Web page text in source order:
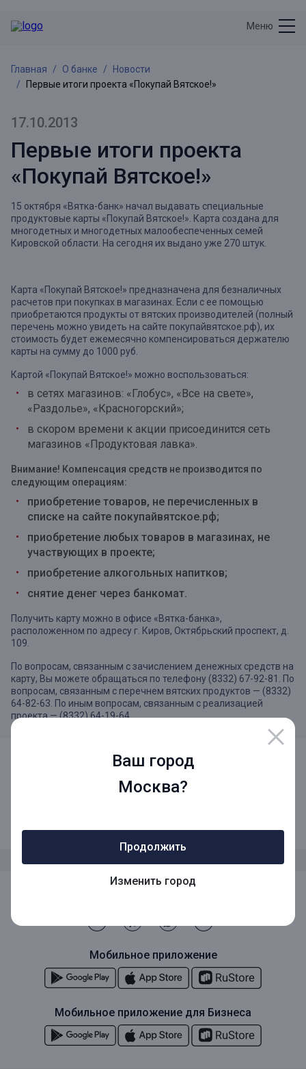
Ваш город
Москва?
Продолжить
Изменить город
Меню
Главная О банке
Новости
Первые итоги проекта «Покупай Вятское!»
17.10.2013
Первые итоги проекта
«Покупай Вятское!»
15 октября «Вятка-банк» начал выдавать специальные
продуктовые карты «Покупай Вятское!». Карта создана для
многодетных и многодетных малообеспеченных семей
Кировской области. На сегодня их выдано уже 270 штук.
Карта «Покупай Вятское!» предназначена для безналичных
расчетов при покупках в магазинах. Если с ее помощью
приобретаются продукты от вятских производителей (полный
перечень можно увидеть на сайте покупайвятское.рф), их
стоимость будет ежемесячно компенсироваться держателю
карты на сумму до 1000 руб.
Картой «Покупай Вятское!» можно воспользоваться:
в сетях магазинов: «Глобус», «Все на свете»,
«Раздолье», «Красногорский»;
в скором времени к акции присоединится сеть
магазинов «Продуктовая лавка».
Внимание! Компенсация средств не производится по
следующим операциям:
приобретение товаров, не перечисленных в
списке на сайте покупайвятское.рф;
приобретение любых товаров в магазинах, не
участвующих в проекте;
приобретение алкогольных напитков;
снятие денег через банкомат.
Получить карту можно в офисе «Вятка-банка»,
расположенном по адресу г. Киров, Октябрьский проспект, д.
109.
По вопросам, связанным с зачислением денежных средств на
карту, Вы можете обращаться по телефону (8332) 67-92-81. По
вопросам, связанным с перечнем вятских продуктов — (8332)
64-82-63. По иным вопросам, связанным с реализацией
проекта — (8332) 64-19-64.
Звонок по России бесплатный
Мобильное приложение
Мобильное приложение для Бизнеса